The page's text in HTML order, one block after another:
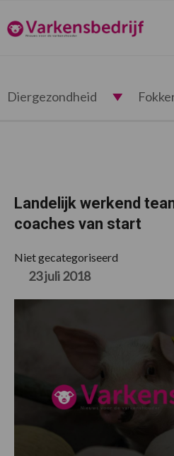
de
hoofdnavigatie
de
hoofd
de
eerste
de
voettekst
Varkensbedrijf.nl
Diergezondheid
Landelijk werkend
coaches van start
Niet gecategoriseerd
23 juli 2018